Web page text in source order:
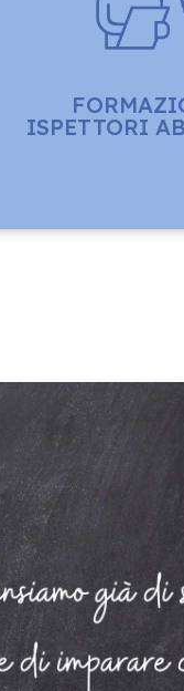
ISPETTORI